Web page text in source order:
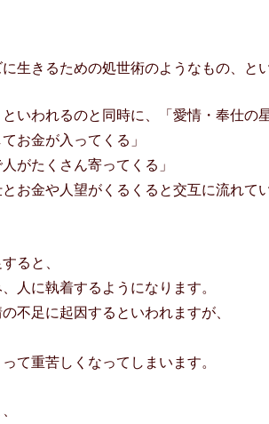
生きるための処世術のようなもの、と
いわれるのと同時に、「愛情・奉仕の
お金が入ってくる」
がたくさん寄ってくる」
お金や人望がくるくると交互に流れて
ると、
人に執着するようになります。
不足に起因するといわれますが、
て重苦しくなってしまいます。